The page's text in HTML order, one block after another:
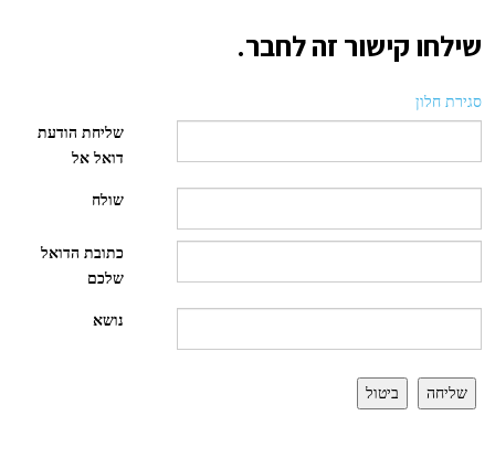
שילחו קישור זה לחבר.
סגירת חלון
שליחת הודעת
דואל אל
שולח
כתובת הדואל
שלכם
נושא
שליחה ביטול